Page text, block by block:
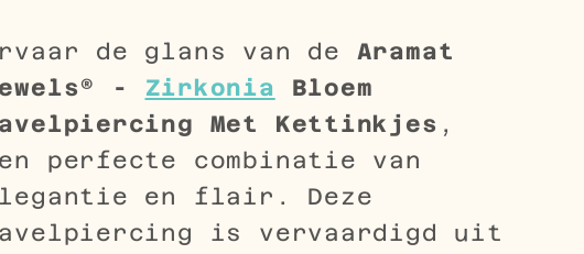
de glans van de Aramat
- Zirkonia
Bloem
Met Kettinkjes ,
perfecte combinatie van
en flair. Deze
is vervaardigd uit